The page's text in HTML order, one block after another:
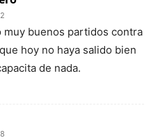
muy buenos partidos contra
hoy no haya salido bien
de nada.